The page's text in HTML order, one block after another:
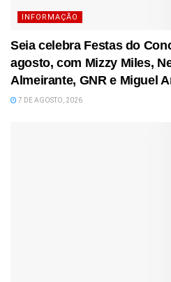
INFORMAÇÃO
Seia celebra Festas do
agosto, com Mizzy Miles,
Almeirante, GNR e Miguel
7 DE AGOSTO, 2026